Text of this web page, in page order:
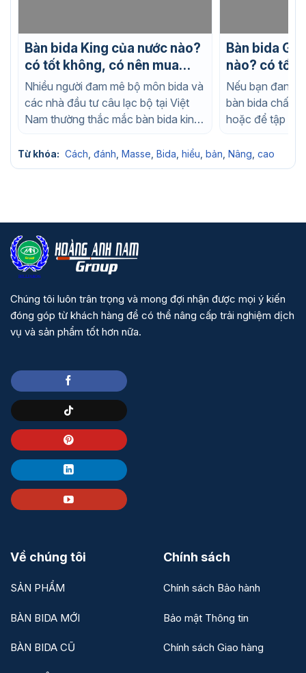
Bàn bida King của nước nào?
có tốt không, có nên mua
không?
Nhiều người đam mê bộ môn bida và
các nhà đầu tư câu lạc bộ tại Việt
Nam thường thắc mắc bàn bida king
Bàn bida
nào? có tốt
mua không?
Nếu bạn đang
bàn bida chất
hoặc để tập
Từ khóa: Cách đánh Masse Bida hiểu bản Nâng cao
Chúng tôi luôn trân trọng và mong đợi nhận được mọi ý kiến
đóng góp từ khách hàng để có thể nâng cấp trải nghiệm dịch
vụ và sản phẩm tốt hơn nữa.
Về chúng tôi
SẢN PHẨM
BÀN BIDA MỚI
BÀN BIDA CŨ
Chính sách
Chính sách Bảo hành
Bảo mật Thông tin
Chính sách Giao hàng